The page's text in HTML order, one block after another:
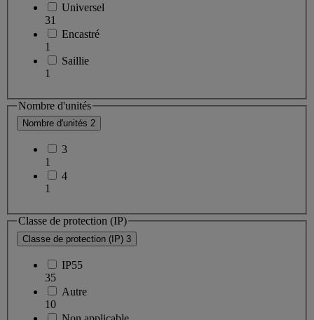
Universel
31
Encastré
1
Saillie
1
Nombre d'unités
Nombre d'unités 2
3
1
4
1
Classe de protection (IP)
Classe de protection (IP) 3
IP55
35
Autre
10